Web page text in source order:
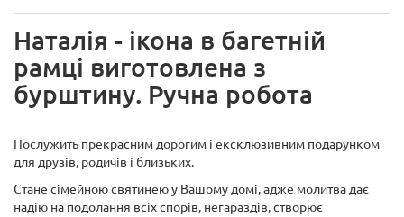
Наталія - ікона в багетній
рамці виготовлена з
бурштину. Ручна робота
Послужить прекрасним дорогим і ексклюзивним подарунком
для друзів, родичів і близьких.
Стане сімейною святинею у Вашому домі, адже молитва дає
надію на подолання всіх спорів, негараздів, створює